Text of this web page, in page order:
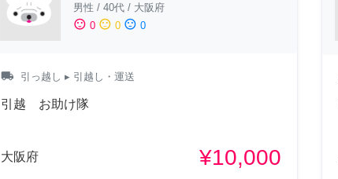
男性 / 40代 / 大阪府
sentiment_satisfied 0 sentiment_neutral 0 sentiment_dissatisfied 0
local_shipping 引っ越し ▸ 引越し・運送
引越 お助け隊
大阪府 ¥10,000